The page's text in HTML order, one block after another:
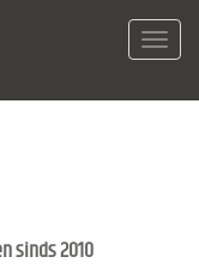
sinds 2010